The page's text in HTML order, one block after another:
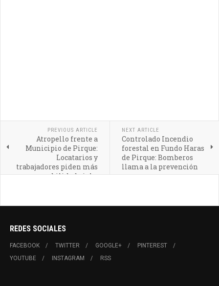
PREVIOUS ARTICLE
Atropello frente a
Municipio de Pirque:
Locatarios y
trabajadores piden más
responsabilidad vial a
NEXT ARTICLE
Controlado Incendio
forestal en Fundo Haras
de Pirque: Bomberos
llama a la prevención
REDES SOCIALES
FACEBOOK TWITTER GOOGLE+
PINTEREST
YOUTUBE
INSTAGRAM RSS